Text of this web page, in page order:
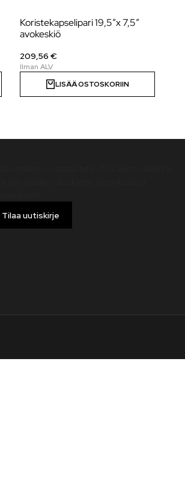
Koristekapselipari 19,5″x 7,5″
avokeskiö
209,56 €
LISÄÄ OSTOSKORIIN
Tilaa uutiskirje